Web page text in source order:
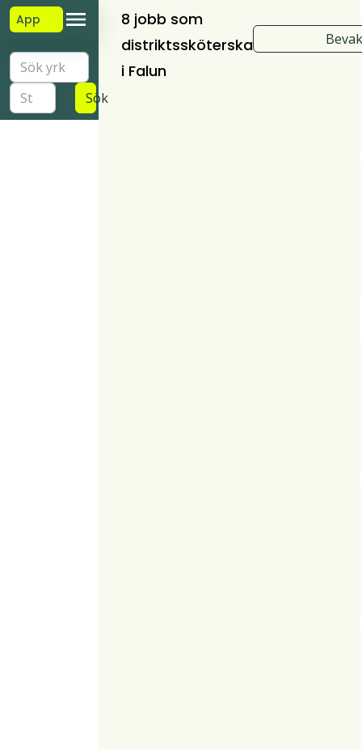
App
Sök
8 jobb som
distriktssköterska
i Falun